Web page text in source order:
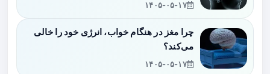
۱۴۰۵-۰۵-۱۷
چرا مغز در هنگام خواب، انرژی خود را خالی
می‌کند؟
۱۴۰۵-۰۵-۱۷